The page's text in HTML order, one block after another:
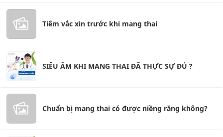
Tiêm vắc xin trước khi mang thai
SIÊU ÂM KHI MANG THAI ĐÃ THỰC SỰ ĐỦ ?
Chuẩn bị mang thai có được niềng răng không?